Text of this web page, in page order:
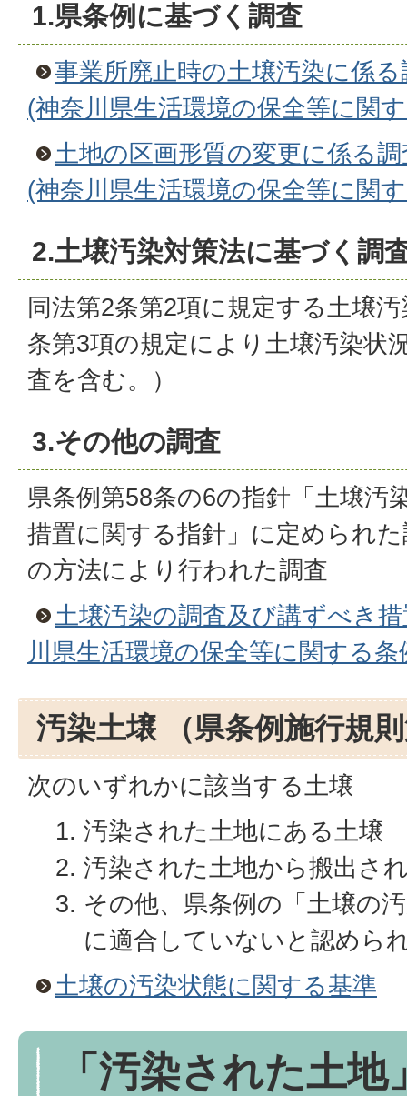
1.県条例に基づく調査
事業所廃止時の土壌汚染に係
(神奈川県生活環境の保全等に関
土地の区画形質の変更に係る
(神奈川県生活環境の保全等に関
2.土壌汚染対策法に基づく調
同法第2条第2項に規定する土壌
条第3項の規定により土壌汚染状
査を含む。）
3.その他の調査
県条例第58条の6の指針「土壌汚
措置に関する指針」に定められ
の方法により行われた調査
土壌汚染の調査及び講ずべき
川県生活環境の保全等に関する条
汚染土壌 （県条例施行規
次のいずれかに該当する土壌
汚染された土地にある土壌
汚染された土地から搬出さ
その他、県条例の「土壌の
に適合していないと認めら
土壌の汚染状態に関する基準
「汚染された土